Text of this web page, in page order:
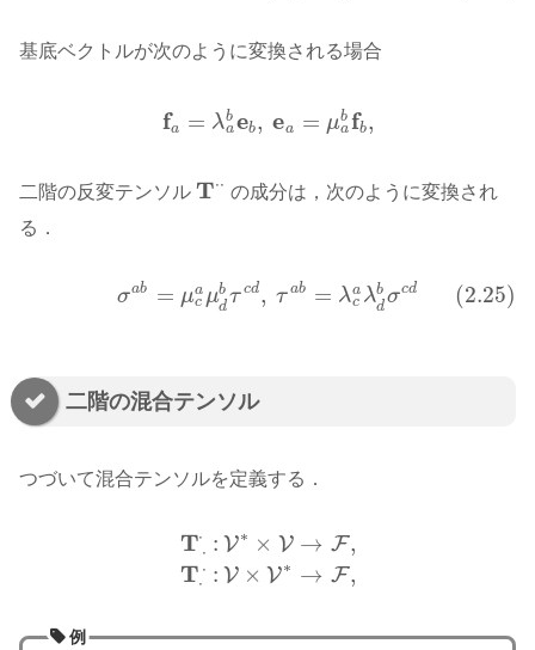
基底ベクトルが次のように変換される場合
fa = λb
aeb, ea = μb
afb,
a= λabeb, ea= μa bfb,
二階の反変テンソル T⋅⋅
T⋅
の成分は，次のように変換され
る．
σab = μa
c μb
dτ cd, τab = λa
c λb
dσcd (2.25)
(2.25) σa b=μcaμdb cd, τab= λcaλd bσc
二階の混合テンソル
つづいて混合テンソルを定義する．
T⋅
⋅ : V ∗ × V → F,
T ⋅
⋅ : V × V∗ → F,
T ⋅ ⋅: F V
例